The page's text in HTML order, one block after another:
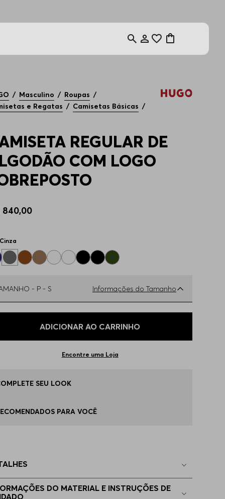
Masculino
Roupas
e Regatas
Camisetas Básicas
REGULAR DE
COM LOGO
840,00
Cinza
- P - S Informações do Tamanho
- M
- L
ADICIONAR AO CARRINHO
Encontre uma Loja
SEU LOOK
PARA VOCÊ
DO MATERIAL E INSTRUÇÕES DE